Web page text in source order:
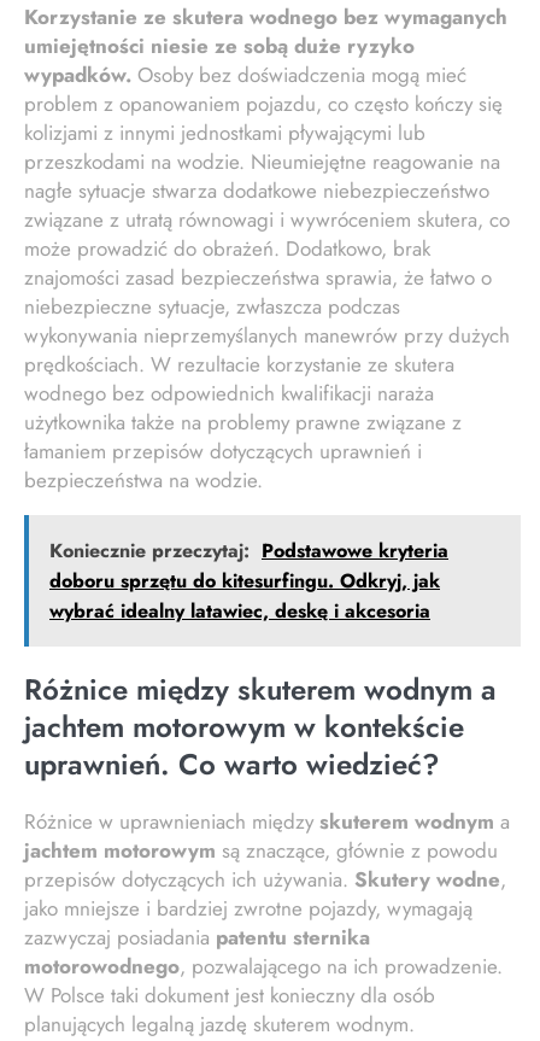
Korzystanie ze skutera wodnego bez wymaganych
umiejętności niesie ze sobą duże ryzyko
wypadków. Osoby bez doświadczenia mogą mieć
problem z opanowaniem pojazdu, co często kończy się
kolizjami z innymi jednostkami pływającymi lub
przeszkodami na wodzie. Nieumiejętne reagowanie na
nagłe sytuacje stwarza dodatkowe niebezpieczeństwo
związane z utratą równowagi i wywróceniem skutera, co
może prowadzić do obrażeń. Dodatkowo, brak
znajomości zasad bezpieczeństwa sprawia, że łatwo o
niebezpieczne sytuacje, zwłaszcza podczas
wykonywania nieprzemyślanych manewrów przy dużych
prędkościach. W rezultacie korzystanie ze skutera
wodnego bez odpowiednich kwalifikacji naraża
użytkownika także na problemy prawne związane z
łamaniem przepisów dotyczących uprawnień i
bezpieczeństwa na wodzie.
Koniecznie przeczytaj: Podstawowe kryteria
doboru sprzętu do kitesurfingu. Odkryj, jak
wybrać idealny latawiec, deskę i akcesoria
Różnice między skuterem wodnym a
jachtem motorowym w kontekście
uprawnień. Co warto wiedzieć?
Różnice w uprawnieniach między skuterem wodnym a
jachtem motorowym są znaczące, głównie z powodu
przepisów dotyczących ich używania. Skutery wodne,
jako mniejsze i bardziej zwrotne pojazdy, wymagają
zazwyczaj posiadania patentu sternika
motorowodnego, pozwalającego na ich prowadzenie.
W Polsce taki dokument jest konieczny dla osób
planujących legalną jazdę skuterem wodnym.